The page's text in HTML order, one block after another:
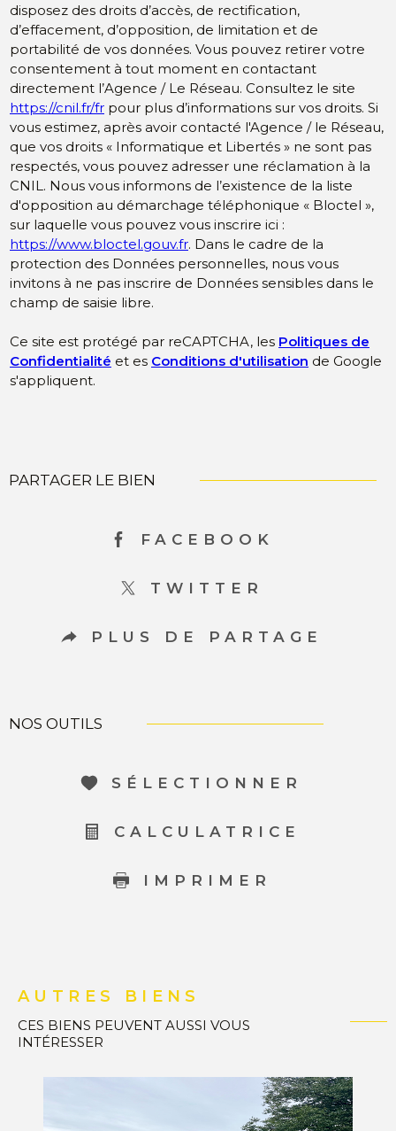
disposez des droits d’accès, de rectification,
d’effacement, d’opposition, de limitation et de
portabilité de vos données. Vous pouvez retirer votre
consentement à tout moment en contactant
directement l’Agence / Le Réseau. Consultez le site
https://cnil.fr/fr pour plus d’informations sur vos droits. Si
vous estimez, après avoir contacté l'Agence / le Réseau,
que vos droits « Informatique et Libertés » ne sont pas
respectés, vous pouvez adresser une réclamation à la
CNIL. Nous vous informons de l’existence de la liste
d'opposition au démarchage téléphonique « Bloctel »,
sur laquelle vous pouvez vous inscrire ici :
https://www.bloctel.gouv.fr. Dans le cadre de la
protection des Données personnelles, nous vous
invitons à ne pas inscrire de Données sensibles dans le
champ de saisie libre.
Ce site est protégé par reCAPTCHA, les Politiques de
Confidentialité et es Conditions d'utilisation de Google
s'appliquent.
PARTAGER LE BIEN
FACEBOOK
TWITTER
PLUS DE PARTAGE
NOS OUTILS
SÉLECTIONNER
CALCULATRICE
IMPRIMER
AUTRES BIENS
CES BIENS PEUVENT AUSSI VOUS
INTÉRESSER